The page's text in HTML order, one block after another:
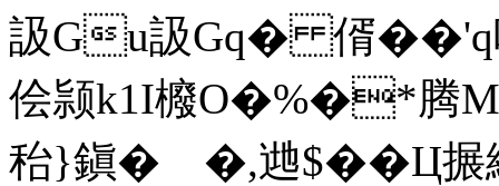
訯Gu訯Gq� 偦��'q
侩颕k1I櫠O�%�*腾
秮}鎭� �,逇$��Ц搌